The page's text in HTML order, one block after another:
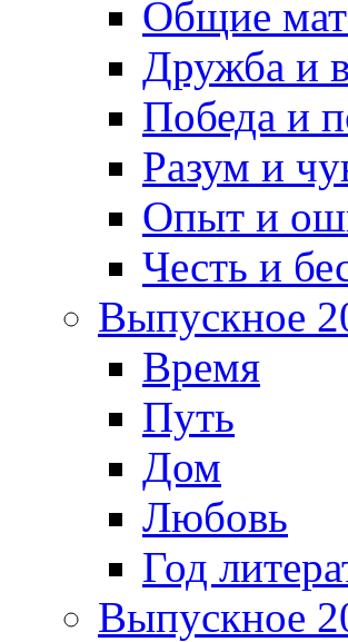
Общие
Дружба и
Победа и
Разум и
Опыт и
Честь и
Выпускное
Время
Путь
Дом
Любовь
Год
Выпускное